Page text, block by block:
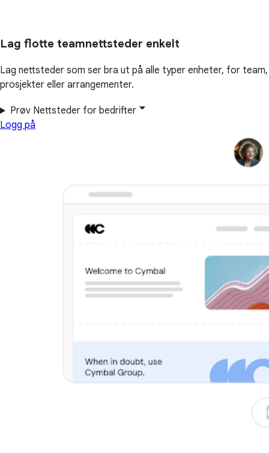
Lag flotte teamnettsteder enkelt
Lag nettsteder som ser bra ut på alle typer enheter, for team,
prosjekter eller arrangementer.
Prøv Nettsteder for bedrifter
Logg på